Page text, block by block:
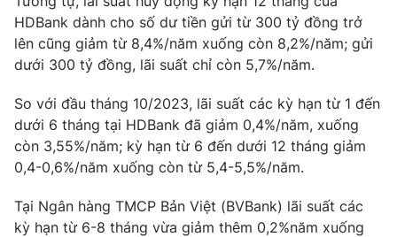
Thị trường 24h Tấm lòng Việt
VTV9 VTV8
HDBank dành cho số dư tiền gửi từ 300 tỷ đồng trở
lên cũng giảm từ 8,4%/năm xuống còn 8,2%/năm; gửi
dưới 300 tỷ đồng, lãi suất chỉ còn 5,7%/năm.
So với đầu tháng 10/2023, lãi suất các kỳ hạn từ 1 đến
dưới 6 tháng tại HDBank đã giảm 0,4%/năm, xuống
còn 3,55%/năm; kỳ hạn từ 6 đến dưới 12 tháng giảm
0,4-0,6%/năm xuống còn từ 5,4-5,5%/năm.
Tại Ngân hàng TMCP Bản Việt (BVBank) lãi suất các
kỳ hạn từ 6-8 tháng vừa giảm thêm 0,2%năm xuống